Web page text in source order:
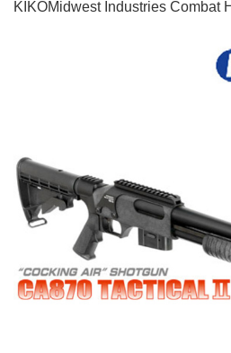
KIKOMidwest Industries Combat